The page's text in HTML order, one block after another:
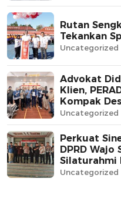
Rutan
Tekankan
Uncategorized
Advokat
Klien,
Kompak
Dugaan
Uncategorized
Perkuat
DPRD
Silaturahmi
Uncategorized